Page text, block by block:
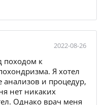
2022-08-26
походом к
Я хотел
и процедур,
нет никаких
Однако врач меня